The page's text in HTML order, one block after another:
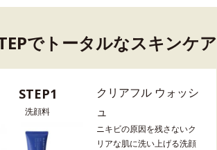
でトータルなスキンケア
STEP1
洗顔料
クリアフル ウォッシ
ュ
ニキビの原因を残さないク
リアな肌に洗い上げる洗顔